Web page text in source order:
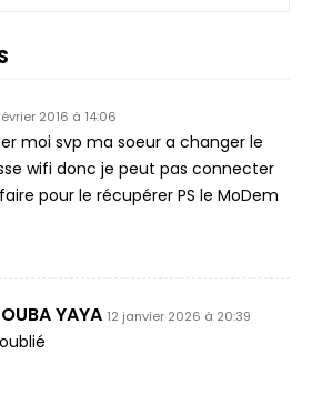
2016 à 14:06
moi svp ma soeur a changer le
wifi donc je peut pas connecter
pour le récupérer PS le MoDem
YAYA 12 janvier 2026 à 20:39